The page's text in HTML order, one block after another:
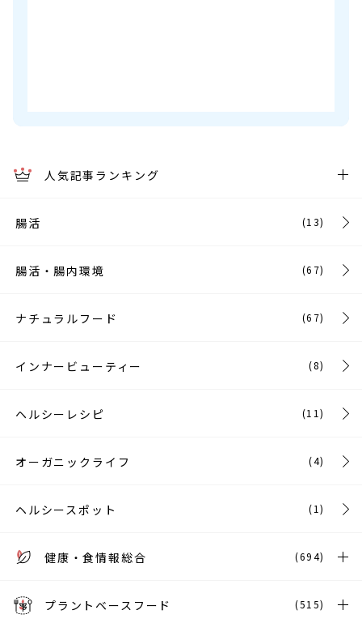
人気記事ランキング
腸活 (13)
腸活・腸内環境 (67)
ナチュラルフード (67)
インナービューティー (8)
ヘルシーレシピ (11)
オーガニックライフ (4)
ヘルシースポット (1)
健康・食情報総合 (694)
プラントベースフード (515)